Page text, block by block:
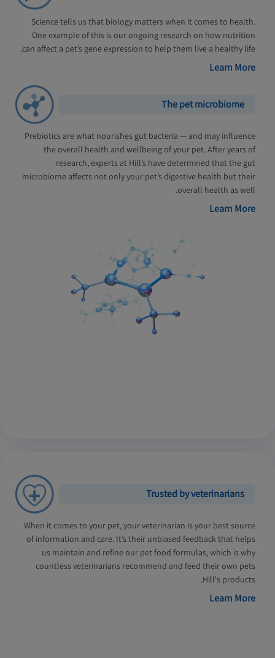
Science tells us that biology matters when it comes to health.
One example of this is our ongoing research on how nutrition
can affect a pet’s gene expression to help them live a healthy life.
Learn More
The pet microbiome
Prebiotics are what nourishes gut bacteria — and may influence
the overall health and wellbeing of your pet. After years of
research, experts at Hill’s have determined that the gut
microbiome affects not only your pet’s digestive health but their
overall health as well.
Learn More
Trusted by veterinarians
When it comes to your pet, your veterinarian is your best source
of information and care. It’s their unbiased feedback that helps
us maintain and refine our pet food formulas, which is why
countless veterinarians recommend and feed their own pets
Hill's products.
Learn More